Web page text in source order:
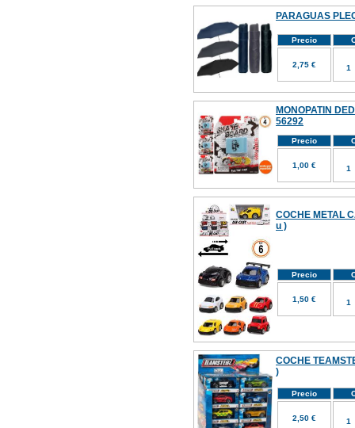
PARAGUAS
Precio
2,75 €
MONOPATIN
56292
Precio
1,00 €
COCHE METAL
u )
Precio
1,50 €
COCHE
)
Precio
2,50 €